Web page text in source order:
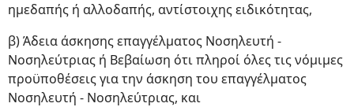
ημεδαπής ή αλλοδαπής, αντίστοιχης ειδικότητας,
β) Άδεια άσκησης επαγγέλματος Νοσηλευτή -
Νοσηλεύτριας ή Βεβαίωση ότι πληροί όλες τις νόμιμες
προϋποθέσεις για την άσκηση του επαγγέλματος
Νοσηλευτή - Νοσηλεύτριας, και